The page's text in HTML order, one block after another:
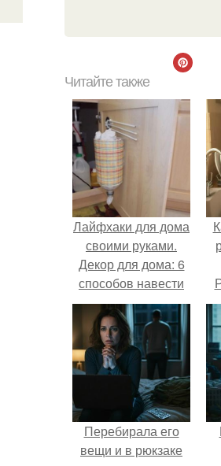
Читайте также
Лайфхаки для дома
своими руками.
Декор для дома: 6
способов навести
красоту
Перебирала его
вещи и в рюкзаке